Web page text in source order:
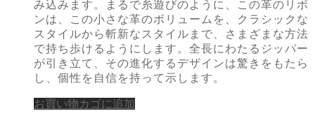
み込みます。まるで糸遊びのように、この革のリボ
ンは、この小さな革のボリュームを、クラシックな
スタイルから斬新なスタイルまで、さまざまな方法
で持ち歩けるようにします。全長にわたるジッパー
が引き立て、その進化するデザインは驚きをもたら
し、個性を自信を持って示します。
お買い物カゴに追加